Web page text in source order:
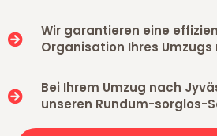
Wir garantieren eine
Organisation Ihres
Bei Ihrem Umzug nach
unseren Rundum-sorglos-